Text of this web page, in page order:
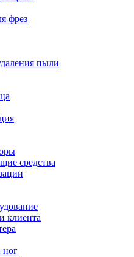
фрез
пыли
средства
клиента
ног